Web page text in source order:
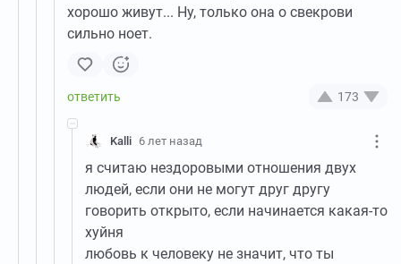
хорошо живут... Ну, только она о свекрови
сильно ноет.
173
Kalli 6 лет назад
я считаю нездоровыми отношения двух
людей, если они не могут друг другу
говорить открыто, если начинается какая-то
хуйня
любовь к человеку не значит, что ты